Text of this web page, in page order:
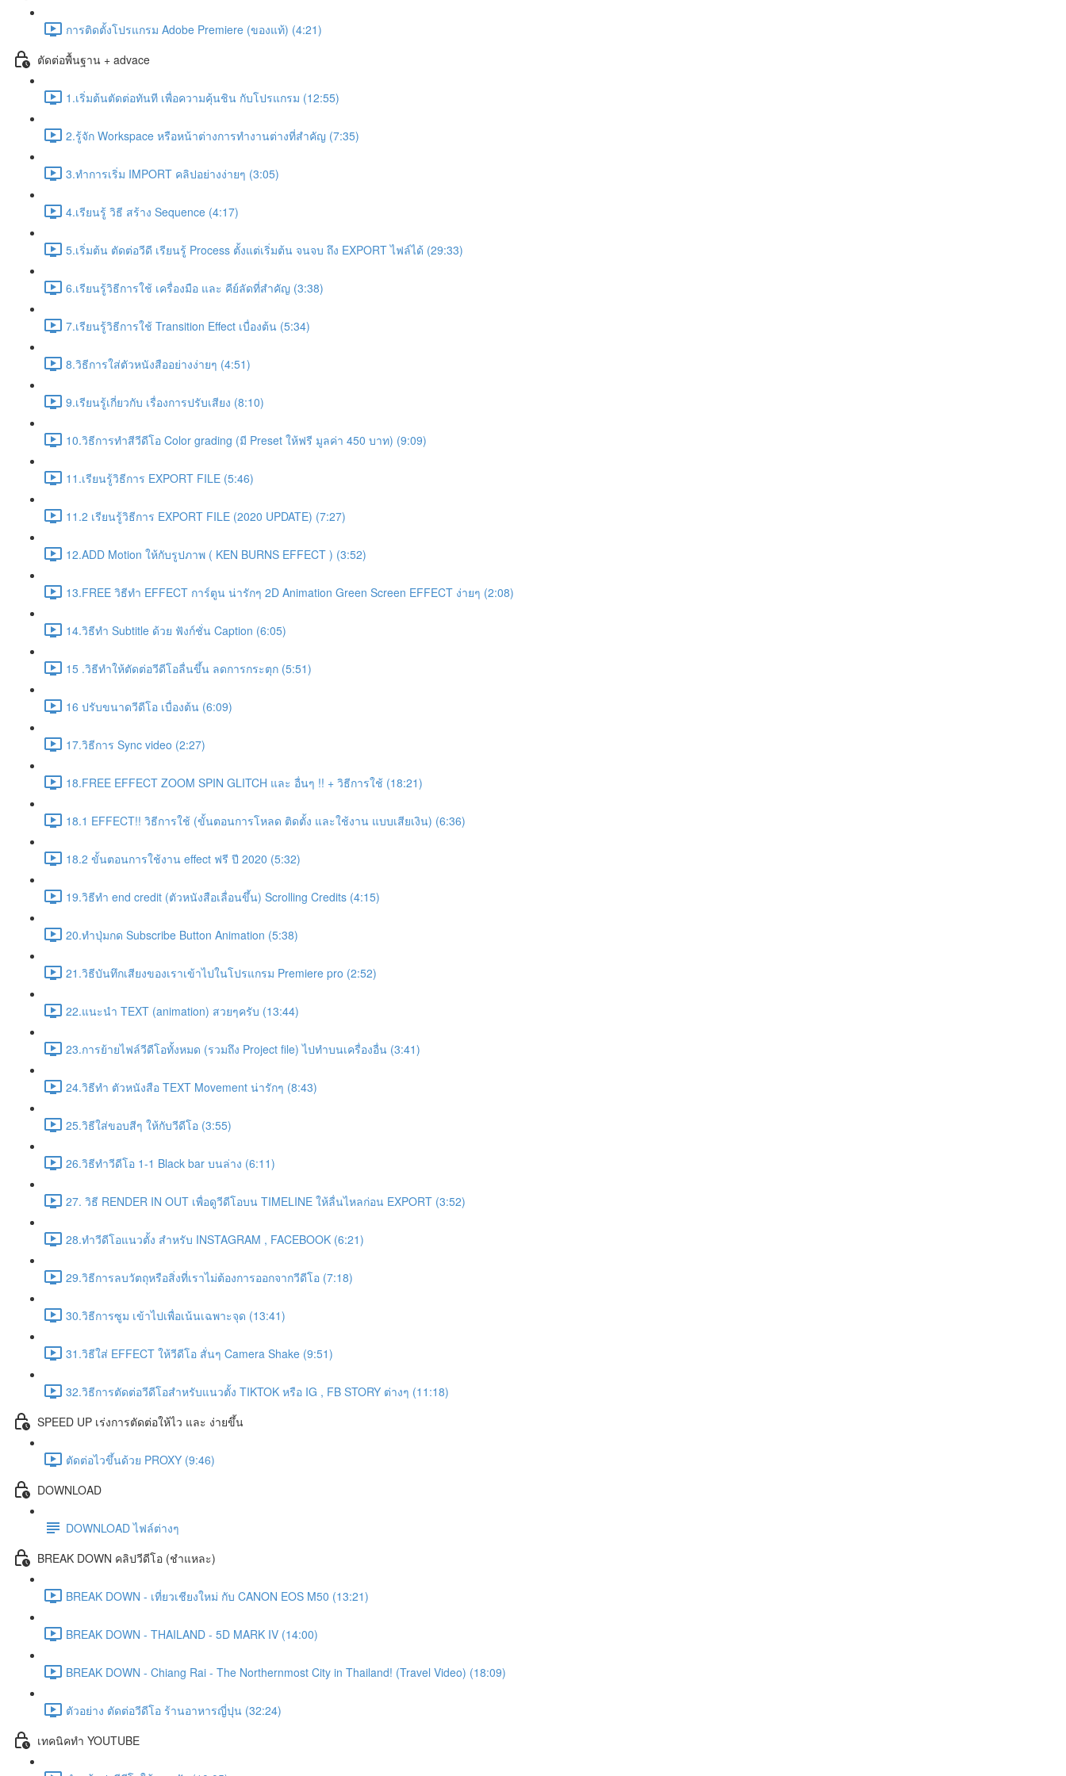
การติดตั้งโปรแกรม Adobe Premiere (ของแท้) (4:21)
ตัดต่อพื้นฐาน + advace
1.เริ่มต้นตัดต่อทันที เพื่อความคุ้นชิน กับโปรแกรม (12:55)
2.รู้จัก Workspace หรือหน้าต่างการทำงานต่างที่สำคัญ (7:35)
3.ทำการเริ่ม IMPORT คลิปอย่างง่ายๆ (3:05)
4.เรียนรู้ วิธี สร้าง Sequence (4:17)
5.เริ่มต้น ตัดต่อวีดี เรียนรู้ Process ตั้งแต่เริ่มต้น จนจบ ถึง EXPORT ไฟล์ได้ (29:33)
6.เรียนรู้วิธีการใช้ เครื่องมือ และ คีย์ลัดที่สำคัญ (3:38)
7.เรียนรู้วิธีการใช้ Transition Effect เบื่องต้น (5:34)
8.วิธีการใส่ตัวหนังสืออย่างง่ายๆ (4:51)
9.เรียนรู้เกี่ยวกับ เรื่องการปรับเสียง (8:10)
10.วิธีการทำสีวีดีโอ Color grading (มี Preset ให้ฟรี มูลค่า 450 บาท) (9:09)
11.เรียนรู้วิธีการ EXPORT FILE (5:46)
11.2 เรียนรู้วิธีการ EXPORT FILE (2020 UPDATE) (7:27)
12.ADD Motion ให้กับรูปภาพ ( KEN BURNS EFFECT ) (3:52)
13.FREE วิธีทำ EFFECT การ์ตูน น่ารักๆ 2D Animation Green Screen EFFECT ง่ายๆ (2:08)
14.วิธีทำ Subtitle ด้วย ฟังก์ชั่น Caption (6:05)
15 .วิธีทำให้ตัดต่อวีดีโอลื่นขึ้น ลดการกระตุก (5:51)
16 ปรับขนาดวีดีโอ เบื่องต้น (6:09)
17.วิธีการ Sync video (2:27)
18.FREE EFFECT ZOOM SPIN GLITCH และ อื่นๆ !! + วิธีการใช้ (18:21)
18.1 EFFECT!! วิธีการใช้ (ขั้นตอนการโหลด ติดตั้ง และใช้งาน แบบเสียเงิน) (6:36)
18.2 ขั้นตอนการใช้งาน effect ฟรี ปี 2020 (5:32)
19.วิธีทำ end credit (ตัวหนังสือเลื่อนขึ้น) Scrolling Credits (4:15)
20.ทำปุ่มกด Subscribe Button Animation (5:38)
21.วิธีบันทึกเสียงของเราเข้าไปในโปรแกรม Premiere pro (2:52)
22.แนะนำ TEXT (animation) สวยๆครับ (13:44)
23.การย้ายไฟล์วีดีโอทั้งหมด (รวมถึง Project file) ไปทำบนเครื่องอื่น (3:41)
24.วิธีทำ ตัวหนังสือ TEXT Movement น่ารักๆ (8:43)
25.วิธีใส่ขอบสีๆ ให้กับวีดีโอ (3:55)
26.วิธีทำวีดีโอ 1-1 Black bar บนล่าง (6:11)
27. วิธี RENDER IN OUT เพื่อดูวีดีโอบน TIMELINE ให้ลื่นไหลก่อน EXPORT (3:52)
28.ทำวีดีโอแนวตั้ง สำหรับ INSTAGRAM , FACEBOOK (6:21)
29.วิธีการลบวัตถุหรือสิ่งที่เราไม่ต้องการออกจากวีดีโอ (7:18)
30.วิธีการซูม เข้าไปเพื่อเน้นเฉพาะจุด (13:41)
31.วิธีใส่ EFFECT ให้วีดีโอ สั่นๆ Camera Shake (9:51)
32.วิธีการตัดต่อวีดีโอสำหรับแนวตั้ง TIKTOK หรือ IG , FB STORY ต่างๆ (11:18)
SPEED UP เร่งการตัดต่อให้ไว และ ง่ายขึ้น
ตัดต่อไวขึ้นด้วย PROXY (9:46)
DOWNLOAD
DOWNLOAD ไฟล์ต่างๆ
BREAK DOWN คลิปวีดีโอ (ชำแหละ)
BREAK DOWN - เที่ยวเชียงใหม่ กับ CANON EOS M50 (13:21)
BREAK DOWN - THAILAND - 5D MARK IV (14:00)
BREAK DOWN - Chiang Rai - The Northernmost City in Thailand! (Travel Video) (18:09)
ตัวอย่าง ตัดต่อวีดีโอ ร้านอาหารญี่ปุน (32:24)
เทคนิคทำ YOUTUBE